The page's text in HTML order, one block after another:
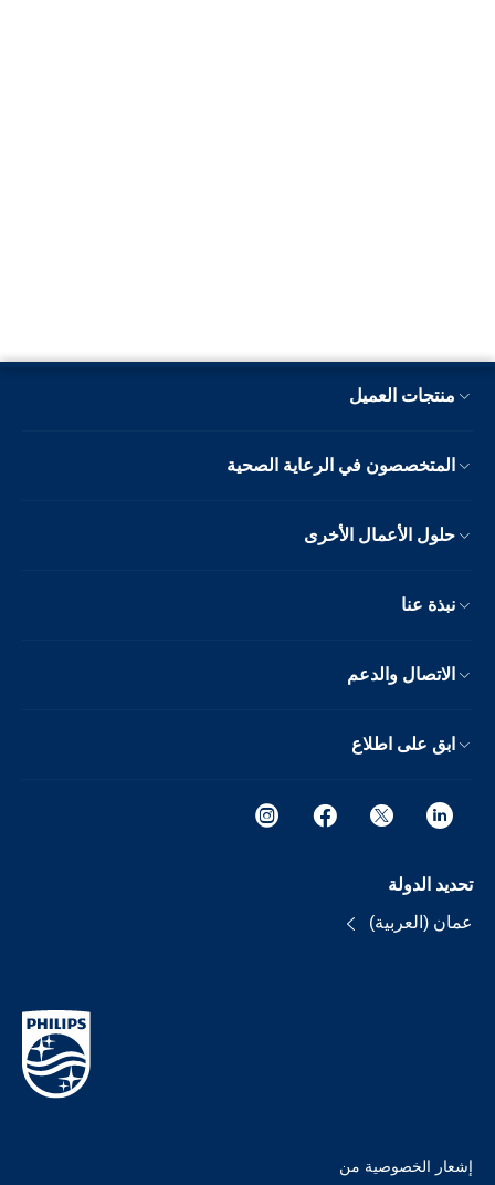
منتجات العميل
المتخصصون في الرعاية الصحية
حلول الأعمال الأخرى
نبذة عنا
الاتصال والدعم
ابق على اطلاع
تحديد الدولة
عمان (العربية)
إشعار الخصوصية من